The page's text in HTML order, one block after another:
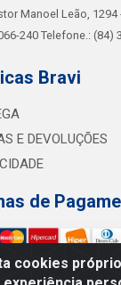
cookies
Manoel Leão, 1294
240 Telefone.: (84)
Bravi
E DEVOLUÇÕES
de